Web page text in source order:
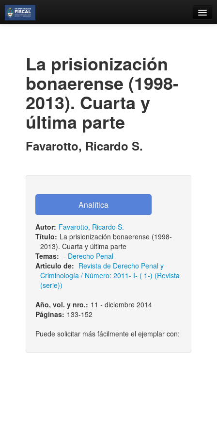
Estantes Virtuales
Contacto
Iniciar sesión
La prisionización
bonaerense (1998-
2013). Cuarta y
última parte
Favarotto, Ricardo S.
Autor: Favarotto, Ricardo S.
Título: La prisionización bonaerense (1998-
2013). Cuarta y última parte
Temas: - Derecho Penal
Articulo de: Revista de Derecho Penal y
Criminología / Número: 2011- I- ( 1-) (Revista
(serie))
Año, vol. y nro.: 11 - diciembre 2014
Páginas: 133-152
Puede solicitar más fácilmente el ejemplar con: